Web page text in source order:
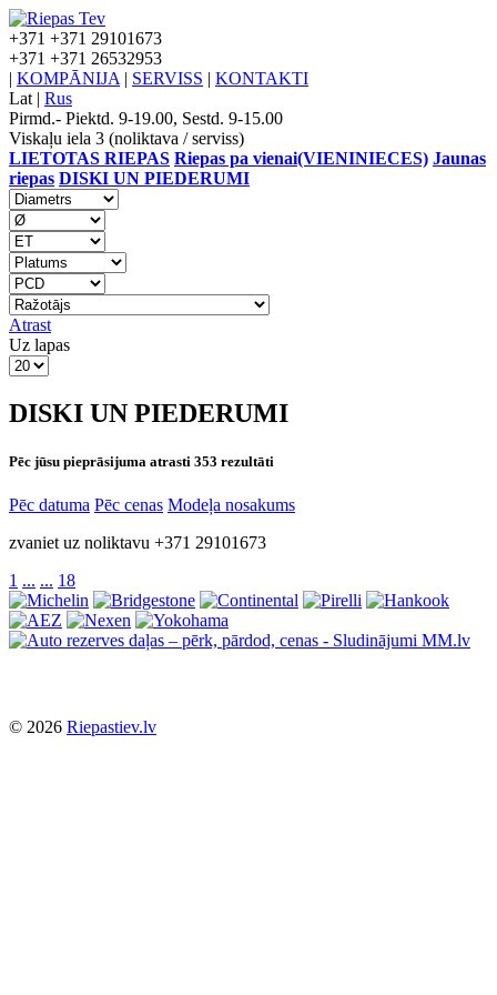
+371 +371 29101673
+371 +371 26532953
| KOMPĀNIJA | SERVISS | KONTAKTI
Lat | Rus
Pirmd.- Piektd. 9-19.00, Sestd. 9-15.00
Viskaļu iela 3 (noliktava / serviss)
LIETOTAS RIEPAS Riepas pa vienai(VIENINIECES) Jaunas
riepas DISKI UN PIEDERUMI
Atrast
Uz lapas
DISKI UN PIEDERUMI
Pēc jūsu pieprāsijuma atrasti 353 rezultāti
Pēc datuma Pēc cenas Modeļa nosakums
zvaniet uz noliktavu +371 29101673
1 ... ... 18
© 2026 Riepastiev.lv